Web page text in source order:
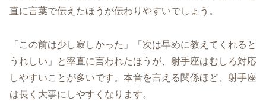
直に言葉で伝えたほうが伝わりやすいでしょう。
「この前は少し寂しかった」「次は早めに教えてくれると
うれしい」と率直に言われたほうが、射手座はむしろ対応
しやすいことが多いです。本音を言える関係ほど、射手座
は長く大事にしやすくなります。